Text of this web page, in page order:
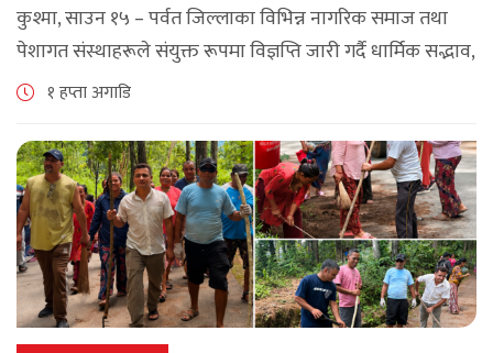
कुश्मा, साउन १५ – पर्वत जिल्लाका विभिन्न नागरिक समाज तथा
पेशागत संस्थाहरूले संयुक्त रूपमा विज्ञप्ति जारी गर्दै धार्मिक सद्भाव,
सामाजिक एकता र कानुनी शासन कायम राख्न सबै पक्षलाई संयमता
१ हप्ता अगाडि